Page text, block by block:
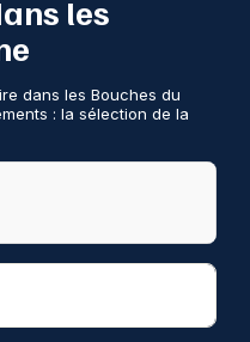
les
dans les Bouches du
: la sélection de la